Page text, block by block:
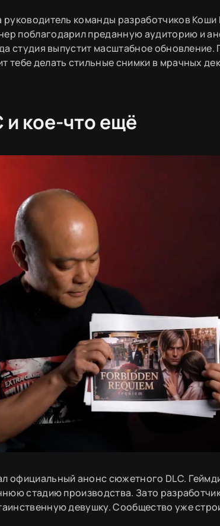
руководитель команды разработчиков
поблагодарил преданную аудиторию и
студия выпустит масштабное
тебе делать стильные снимки в мрачных
кое-что ещё
официальный анонс сюжетного DLC.
стадию производства. Зато
девушку. Сообщество уже